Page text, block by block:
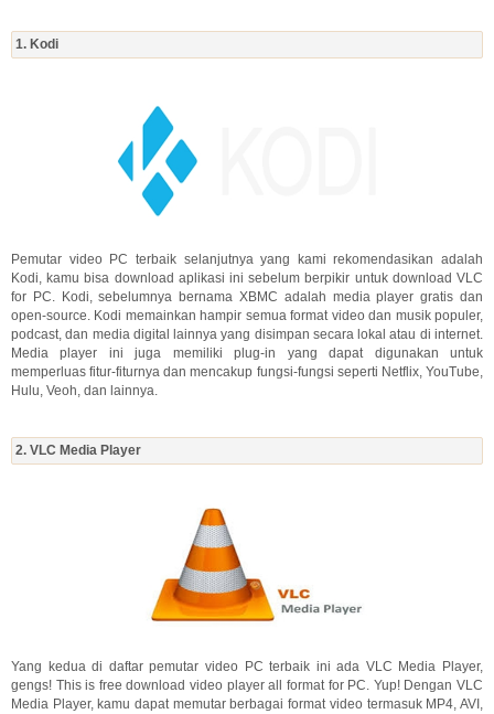
1. Kodi
Pemutar video PC terbaik selanjutnya yang kami rekomendasikan adalah
Kodi, kamu bisa download aplikasi ini sebelum berpikir untuk download VLC
for PC. Kodi, sebelumnya bernama XBMC adalah media player gratis dan
open-source. Kodi memainkan hampir semua format video dan musik populer,
podcast, dan media digital lainnya yang disimpan secara lokal atau di internet.
Media player ini juga memiliki plug-in yang dapat digunakan untuk
memperluas fitur-fiturnya dan mencakup fungsi-fungsi seperti Netflix, YouTube,
Hulu, Veoh, dan lainnya.
2. VLC Media Player
Yang kedua di daftar pemutar video PC terbaik ini ada VLC Media Player,
gengs! This is free download video player all format for PC. Yup! Dengan VLC
Media Player, kamu dapat memutar berbagai format video termasuk MP4, AVI,